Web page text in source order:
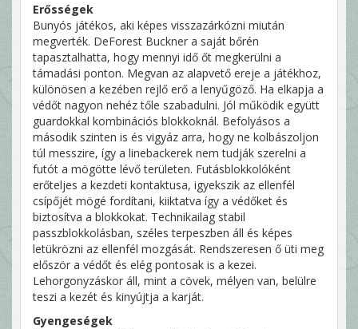
Erősségek
Bunyós játékos, aki képes visszazárkózni miután
megverték. DeForest Buckner a saját bőrén
tapasztalhatta, hogy mennyi idő őt megkerülni a
támadási ponton. Megvan az alapvető ereje a játékhoz,
különösen a kezében rejlő erő a lenyűgöző. Ha elkapja a
védőt nagyon nehéz tőle szabadulni. Jól működik együtt
guardokkal kombinációs blokkoknál. Befolyásos a
második szinten is és vigyáz arra, hogy ne kolbászoljon
túl messzire, így a linebackerek nem tudják szerelni a
futót a mögötte lévő területen. Futásblokkolóként
erőteljes a kezdeti kontaktusa, igyekszik az ellenfél
csípőjét mögé fordítani, kiiktatva így a védőket és
biztosítva a blokkokat. Technikailag stabil
passzblokkolásban, széles terpeszben áll és képes
letükrözni az ellenfél mozgását. Rendszeresen ő üti meg
először a védőt és elég pontosak is a kezei.
Lehorgonyzáskor áll, mint a cövek, mélyen van, belülre
teszi a kezét és kinyújtja a karját.
Gyengeségek